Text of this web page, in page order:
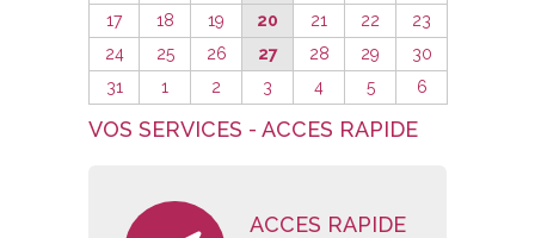
17
18 19 20 21 22
23
24
25 26 27 28 29
30
31
1 2 3 4 5 6
VOS SERVICES - ACCES RAPIDE
ACCES RAPIDE